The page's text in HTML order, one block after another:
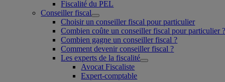
Fiscalité du PEL
Conseiller fiscal
Choisir un conseiller fiscal pour particulier
Combien coûte un conseiller fiscal pour particulier ?
Combien gagne un conseiller fiscal ?
Comment devenir conseiller fiscal ?
Les experts de la fiscalité
Avocat Fiscaliste
Expert-comptable